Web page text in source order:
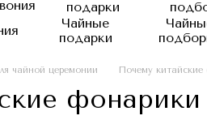
Чайные
подарки
чайной церемонии Почему китайские